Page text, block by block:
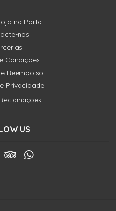
no Porto
nos
Condições
Reembolso
Privacidade
US